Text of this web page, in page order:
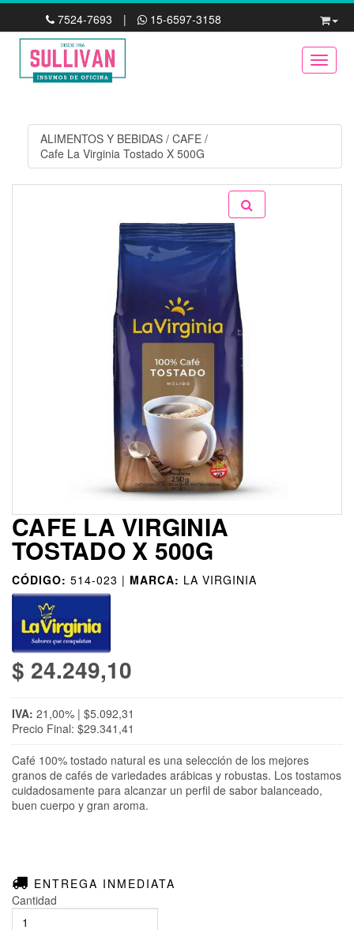
7524-7693 | 15-6597-3158
ALIMENTOS Y BEBIDAS / CAFE /
Cafe La Virginia Tostado X 500G
CAFE LA VIRGINIA
TOSTADO X 500G
CÓDIGO: 514-023 | MARCA: LA VIRGINIA
$ 24.249,10
IVA: 21,00% | $5.092,31
Precio Final: $29.341,41
Café 100% tostado natural es una selección de los mejores
granos de cafés de variedades arábicas y robustas. Los tostamos
cuidadosamente para alcanzar un perfil de sabor balanceado,
buen cuerpo y gran aroma.
ENTREGA INMEDIATA
Cantidad